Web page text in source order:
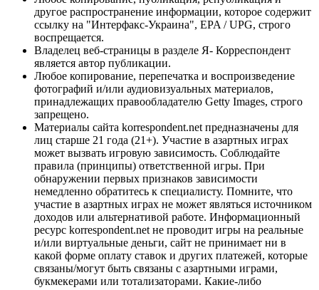
другое распространение информации, которое содержит
ссылку на "Интерфакс-Украина", EPA / UPG, строго
воспрещается.
Владелец веб-страницы в разделе Я- Корреспондент
является автор публикации.
Любое копирование, перепечатка и воспроизведение
фотографий и/или аудиовизуальных материалов,
принадлежащих правообладателю Getty Images, строго
запрещено.
Материалы сайта korrespondent.net предназначены для
лиц старше 21 года (21+). Участие в азартных играх
может вызвать игровую зависимость. Соблюдайте
правила (принципы) ответственной игры. При
обнаружении первых признаков зависимости
немедленно обратитесь к специалисту. Помните, что
участие в азартных играх не может являться источником
доходов или альтернативой работе. Информационный
ресурс korrespondent.net не проводит игры на реальные
и/или виртуальные деньги, сайт не принимает ни в
какой форме оплату ставок и других платежей, которые
связаны/могут быть связаны с азартными играми,
букмекерами или тотализаторами. Какие-либо